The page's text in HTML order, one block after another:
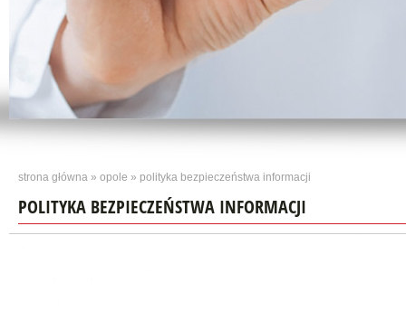
strona główna » opole » polityka bezpieczeństwa informacji
POLITYKA BEZPIECZEŃSTWA INFORMACJI